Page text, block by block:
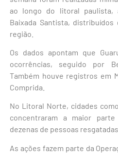
ao longo do litoral paulista,
Baixada Santista,
região.
Os dados apontam que
ocorrências, seguido por
Também houve registros em
Comprida
No Litoral Norte, cidades como
concentraram a maior
dezenas de pessoas resgatadas.
As ações fazem parte da